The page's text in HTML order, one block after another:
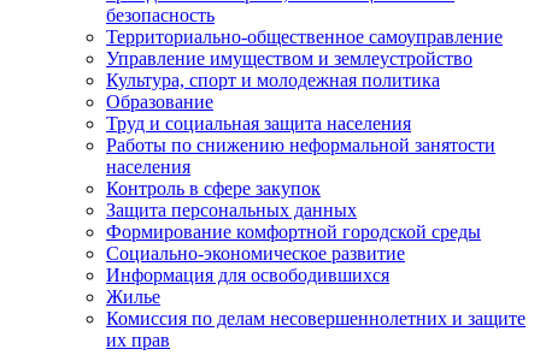
безопасность
Территориально-общественное самоуправление
Управление имуществом и землеустройство
Культура, спорт и молодежная политика
Образование
Труд и социальная защита населения
Работы по снижению неформальной занятости
населения
Контроль в сфере закупок
Защита персональных данных
Формирование комфортной городской среды
Социально-экономическое развитие
Информация для освободившихся
Жилье
Комиссия по делам несовершеннолетних и защите
их прав